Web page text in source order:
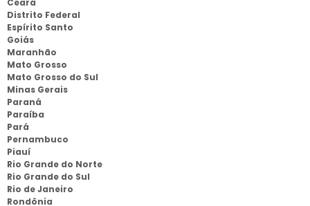
Ceará
Distrito Federal
Espírito Santo
Goiás
Maranhão
Mato Grosso
Mato Grosso do Sul
Minas Gerais
Paraná
Paraíba
Pará
Pernambuco
Piauí
Rio Grande do Norte
Rio Grande do Sul
Rio de Janeiro
Rondônia